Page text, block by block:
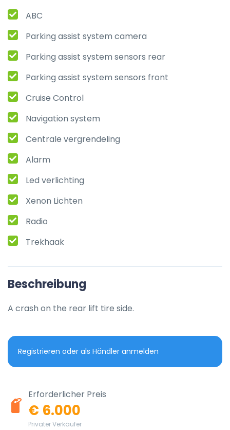
ABC
Parking assist system camera
Parking assist system sensors rear
Parking assist system sensors front
Cruise Control
Navigation system
Centrale vergrendeling
Alarm
Led verlichting
Xenon Lichten
Radio
Trekhaak
Beschreibung
A crash on the rear lift tire side.
Registrieren oder als Händler anmelden
Erforderlicher Preis
€ 6.000
Privater Verkäufer